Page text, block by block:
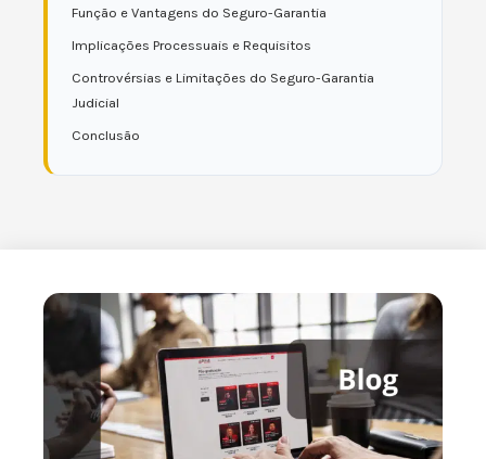
Função e Vantagens do Seguro-Garantia
Implicações Processuais e Requisitos
Controvérsias e Limitações do Seguro-Garantia
Judicial
Conclusão